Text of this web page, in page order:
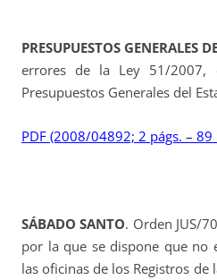
PRESUPUESTOS GENERALES
errores de la Ley 51/2007,
Presupuestos Generales del
PDF (2008/04892; 2 págs. – 89
SÁBADO SANTO. Orden JUS/
por la que se dispone que no
las oficinas de los Registros